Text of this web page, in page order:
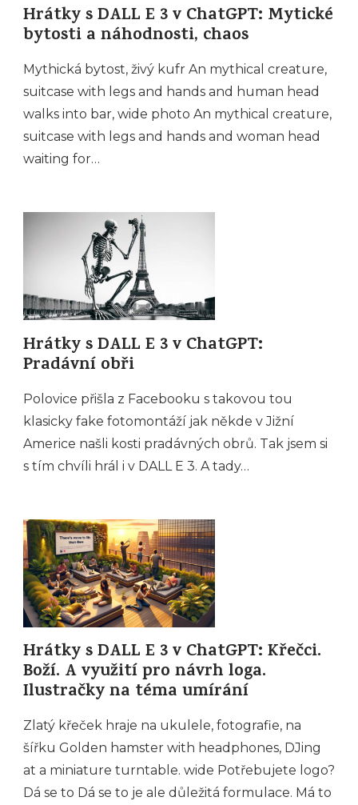
Hrátky s DALL E 3 v ChatGPT: Mytické
bytosti a náhodnosti, chaos
Mythická bytost, živý kufr An mythical creature,
suitcase with legs and hands and human head
walks into bar, wide photo An mythical creature,
suitcase with legs and hands and woman head
waiting for…
Hrátky s DALL E 3 v ChatGPT:
Pradávní obři
Polovice přišla z Facebooku s takovou tou
klasicky fake fotomontáží jak někde v Jižní
Americe našli kosti pradávných obrů. Tak jsem si
s tím chvíli hrál i v DALL E 3. A tady…
Hrátky s DALL E 3 v ChatGPT: Křečci.
Boží. A využití pro návrh loga.
Ilustračky na téma umírání
Zlatý křeček hraje na ukulele, fotografie, na
šířku Golden hamster with headphones, DJing
at a miniature turntable. wide Potřebujete logo?
Dá se to Dá se to je ale důležitá formulace. Má to